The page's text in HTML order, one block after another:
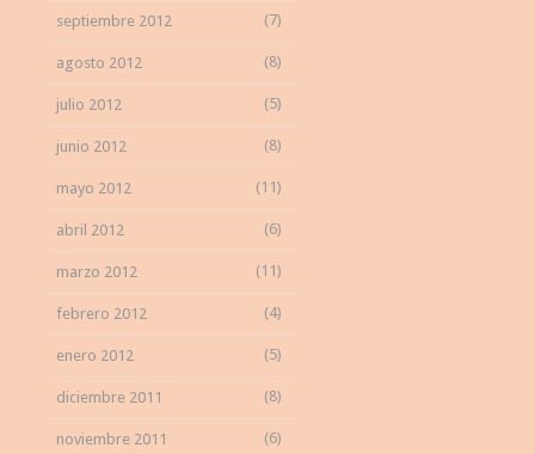
septiembre 2012 (7)
agosto 2012 (8)
julio 2012 (5)
junio 2012 (8)
mayo 2012 (11)
abril 2012 (6)
marzo 2012 (11)
febrero 2012 (4)
enero 2012 (5)
diciembre 2011 (8)
noviembre 2011 (6)